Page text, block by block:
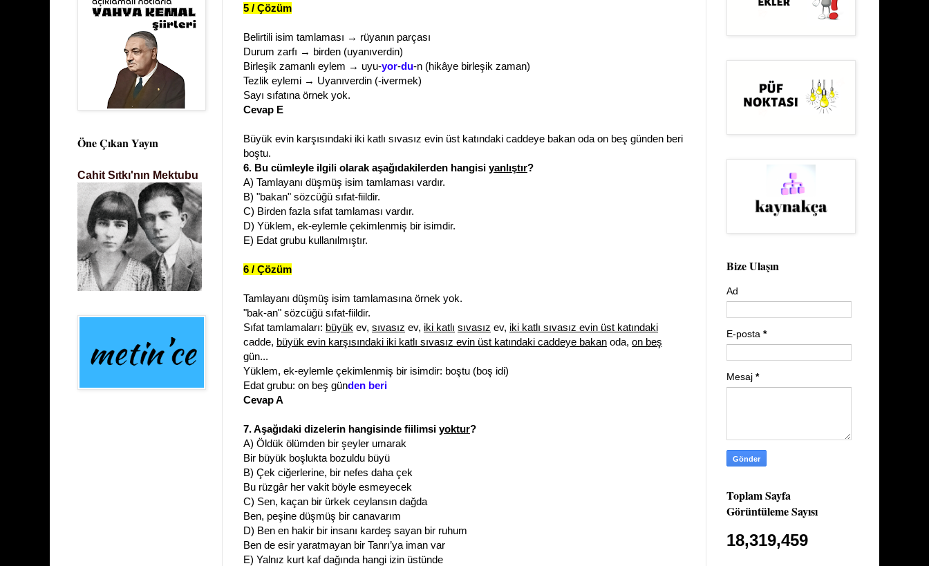
5 / Çözüm
Belirtili isim tamlaması → rüyanın parçası
Durum zarfı → birden (uyanıverdin)
Birleşik zamanlı eylem → uyu-yor-du-n (hikâye birleşik zaman)
Tezlik eylemi → Uyanıverdin (-ivermek)
Sayı sıfatına örnek yok.
Cevap E
Büyük evin karşısındaki iki katlı sıvasız evin üst katındaki caddeye bakan oda on beş günden beri
boştu.
6. Bu cümleyle ilgili olarak aşağıdakilerden hangisi yanlıştır?
A) Tamlayanı düşmüş isim tamlaması vardır.
B) "bakan" sözcüğü sıfat-fiildir.
C) Birden fazla sıfat tamlaması vardır.
D) Yüklem, ek-eylemle çekimlenmiş bir isimdir.
E) Edat grubu kullanılmıştır.
6 / Çözüm
Tamlayanı düşmüş isim tamlamasına örnek yok.
"bak-an" sözcüğü sıfat-fiildir.
Sıfat tamlamaları: büyük ev, sıvasız ev, iki katlı sıvasız ev, iki katlı sıvasız evin üst katındaki
cadde, büyük evin karşısındaki iki katlı sıvasız evin üst katındaki caddeye bakan oda, on beş
gün...
Yüklem, ek-eylemle çekimlenmiş bir isimdir: boştu (boş idi)
Edat grubu: on beş günden beri
Cevap A
7. Aşağıdaki dizelerin hangisinde fiilimsi yoktur?
A) Öldük ölümden bir şeyler umarak
Bir büyük boşlukta bozuldu büyü
B) Çek ciğerlerine, bir nefes daha çek
Bu rüzgâr her vakit böyle esmeyecek
C) Sen, kaçan bir ürkek ceylansın dağda
Ben, peşine düşmüş bir canavarım
D) Ben en hakir bir insanı kardeş sayan bir ruhum
Ben de esir yaratmayan bir Tanrı’ya iman var
E) Yalnız kurt kaf dağında hangi izin üstünde
Öne Çıkan Yayın
Cahit Sıtkı'nın Mektubu
Bize Ulaşın
Ad
E-posta *
Mesaj *
Toplam Sayfa
Görüntüleme Sayısı
18,319,459